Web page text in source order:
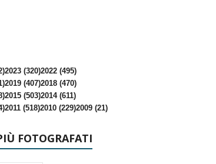
2023 (320)2022 (495)
2019 (407)2018 (470)
2015 (503)2014 (611)
2011 (518)2010 (229)2009 (21)
FOTOGRAFATI